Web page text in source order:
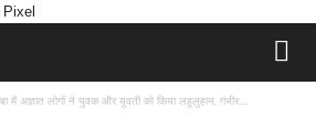
में अज्ञात लोगों ने युवक और युवती को किया लहूलुहान, गंभीर...